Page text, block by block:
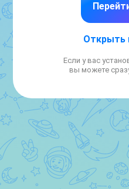
Желаем вам
энергии для
позволяет
всегда цвет весна,
С
#1Мая
Открыть
Если у вас
вы можете